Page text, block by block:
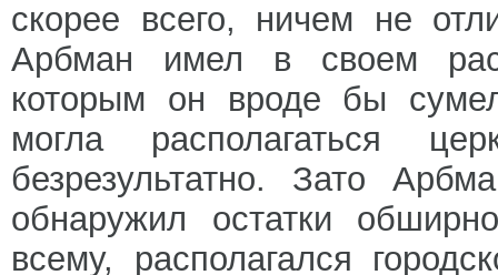
скорее всего, ничем не
Арбман имел в своем
которым он вроде бы
могла располагаться
безрезультатно. Зато
обнаружил остатки
всему, располагался